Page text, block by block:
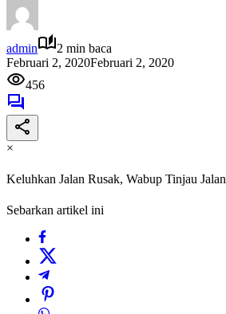
admin
2 min baca
Februari 2, 2020Februari 2, 2020
456
×
Keluhkan Jalan Rusak, Wabup Tinjau
Sebarkan artikel ini